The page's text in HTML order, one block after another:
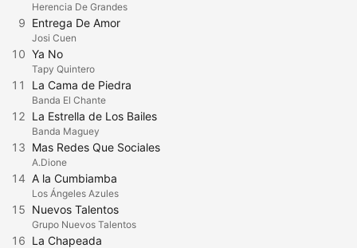
Herencia De Grandes
9 Entrega De Amor
Josi Cuen
10 Ya No
Tapy Quintero
11 La Cama de Piedra
Banda El Chante
12 La Estrella de Los Bailes
Banda Maguey
13 Mas Redes Que Sociales
A.Dione
14 A la Cumbiamba
Los Ángeles Azules
15 Nuevos Talentos
Grupo Nuevos Talentos
16 La Chapeada